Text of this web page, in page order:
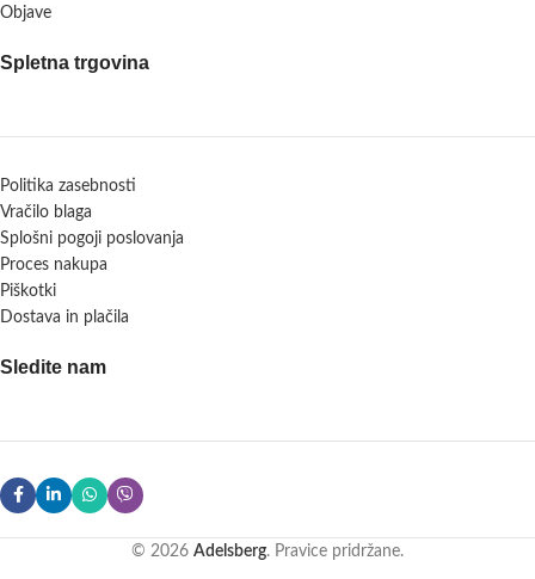
Objave
Spletna trgovina
Politika zasebnosti
Vračilo blaga
Splošni pogoji poslovanja
Proces nakupa
Piškotki
Dostava in plačila
Sledite nam
© 2026 Adelsberg. Pravice pridržane.